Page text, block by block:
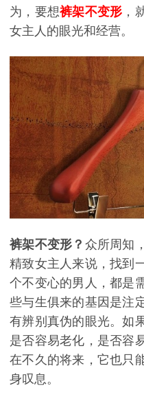
为，要想裤架不变形 ，
女主人的眼光和经营。
裤架不变形？ 众所周知
精致女主人来说，找到
个不变心的男人，都是
些与生俱来的基因是注
有辨别真伪的眼光。如
是否容易老化，是否容
在不久的将来，它也只
身叹息。